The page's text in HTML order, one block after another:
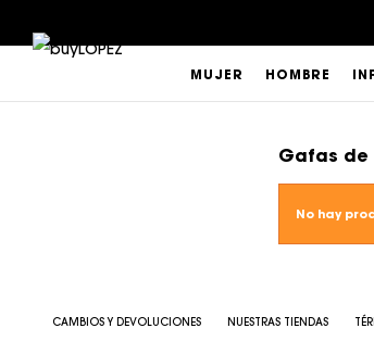
MUJER HOMBRE
Gafas de
No hay
CAMBIOS Y DEVOLUCIONES NUESTRAS TIENDAS